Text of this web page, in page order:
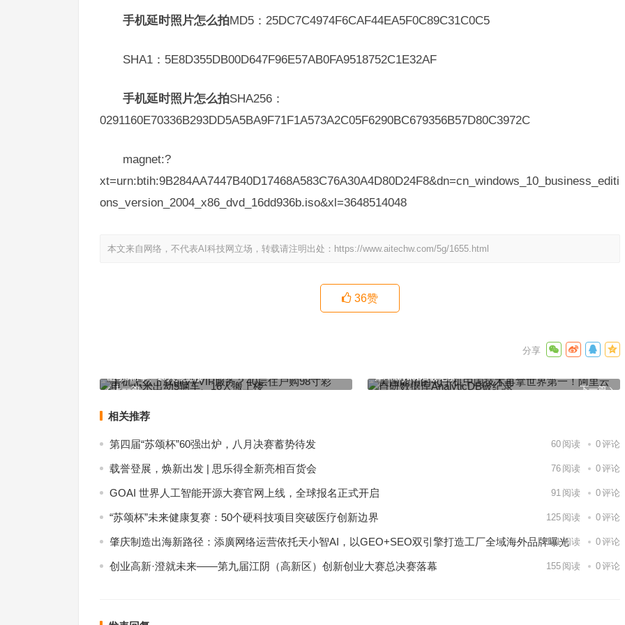
手机延时照片怎么拍MD5：25DC7C4974F6CAF44EA5F0C89C31C0C5
SHA1：5E8D355DB00D647F96E57AB0FA9518752C1E32AF
手机延时照片怎么拍SHA256：
0291160E70336B293DD5A5BA9F71F1A573A2C05F6290BC679356B57D80C3972C
magnet:?
xt=urn:btih:9B284AA7447B40D17468A583C76A30A4D80D24F8&dn=cn_windows_10_business_editi
ons_version_2004_x86_dvd_16dd936b.iso&xl=3648514048
本文来自网络，不代表AI科技网立场，转载请注明出处： https://www.aitechw.com/5g/1655.html
36赞
上一篇
出动5辆车、16人搬上楼
下一篇
库AnalyticDB破纪录
相关推荐
第四届“苏颂杯”60强出炉，八月决赛蓄势待发 60 阅读 0评论
载誉登展，焕新出发 | 思乐得全新亮相百货会 76 阅读 0评论
GOAI 世界人工智能开源大赛官网上线，全球报名正式开启 91 阅读 0评论
“苏颂杯”未来健康复赛：50个硬科技项目突破医疗创新边界 125 阅读 0评论
肇庆制造出海新路径：添廣网络运营依托天小智AI，以GEO+SEO双引擎打造工厂全域海外品牌曝光
141阅读 0评论
创业高新·澄就未来——第九届江阴（高新区）创新创业大赛总决赛落幕 155 阅读 0评论